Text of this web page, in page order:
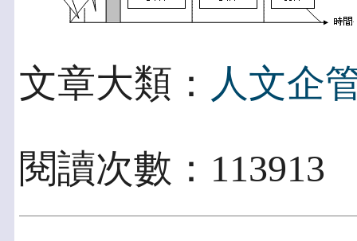
文章大類： 人文企
閱讀次數：